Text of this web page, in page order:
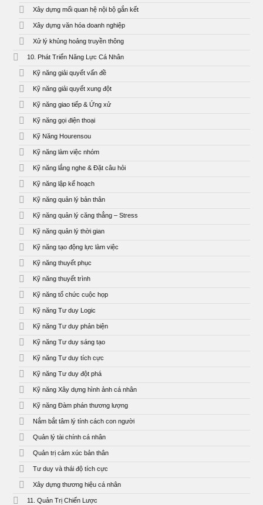
Xây dựng mối quan hệ nội bộ gắn kết
Xây dựng văn hóa doanh nghiệp
Xử lý khủng hoảng truyền thông
10. Phát Triển Năng Lực Cá Nhân
Kỹ năng giải quyết vấn đề
Kỹ năng giải quyết xung đột
Kỹ năng giao tiếp & Ứng xử
Kỹ năng gọi điện thoại
Kỹ Năng Hourensou
Kỹ năng làm việc nhóm
Kỹ năng lắng nghe & Đặt câu hỏi
Kỹ năng lập kế hoạch
Kỹ năng quản lý bản thân
Kỹ năng quản lý căng thẳng – Stress
Kỹ năng quản lý thời gian
Kỹ năng tạo động lực làm việc
Kỹ năng thuyết phục
Kỹ năng thuyết trình
Kỹ năng tổ chức cuộc họp
Kỹ năng Tư duy Logic
Kỹ năng Tư duy phản biện
Kỹ năng Tư duy sáng tạo
Kỹ năng Tư duy tích cực
Kỹ năng Tư duy đột phá
Kỹ năng Xây dựng hình ảnh cá nhân
Kỹ năng Đàm phán thương lượng
Nắm bắt tâm lý tính cách con người
Quản lý tài chính cá nhân
Quản trị cảm xúc bản thân
Tư duy và thái độ tích cực
Xây dựng thương hiệu cá nhân
11. Quản Trị Chiến Lược